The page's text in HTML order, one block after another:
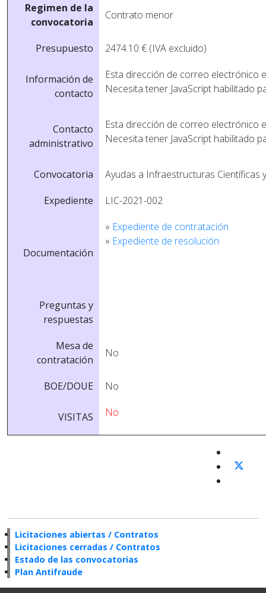
Regimen de la
convocatoria
Contrato menor
Presupuesto 2474.10 € (IVA excluido)
Información de
contacto
Esta dirección de correo electrónico
Necesita tener JavaScript habilitado
Contacto
administrativo
Esta dirección de correo electrónico
Necesita tener JavaScript habilitado
Convocatoria
Ayudas a Infraestructuras Científicas
Expediente
LIC-2021-002
Documentación
» Expediente de contratación
» Expediente de resolución
Preguntas y
respuestas
Mesa de
contratación
No
BOE/DOUE No
VISITAS No
Licitaciones abiertas / Contratos
Licitaciones cerradas / Contratos
Estado de las convocatorias
Plan Antifraude